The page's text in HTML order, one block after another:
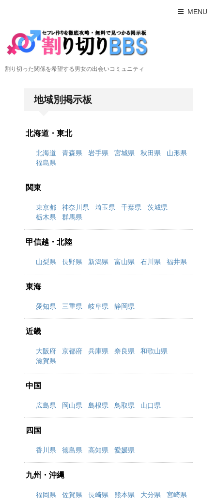
MENU
割り切った関係を希望する男女の出会いコミュニティ
地域別掲示板
北海道・東北
北海道 青森県 岩手県 宮城県 秋田県
山形県
福島県
関東
東京都 神奈川県 埼玉県 千葉県
茨城県
栃木県
群馬県
甲信越・北陸
山梨県 長野県 新潟県 富山県 石川県 福井県
東海
愛知県 三重県 岐阜県 静岡県
近畿
大阪府 京都府 兵庫県 奈良県
和歌山県
滋賀県
中国
広島県 岡山県 島根県 鳥取県 山口県
四国
香川県 徳島県 高知県 愛媛県
九州・沖縄
福岡県 佐賀県 長崎県 熊本県 大分県
宮崎県